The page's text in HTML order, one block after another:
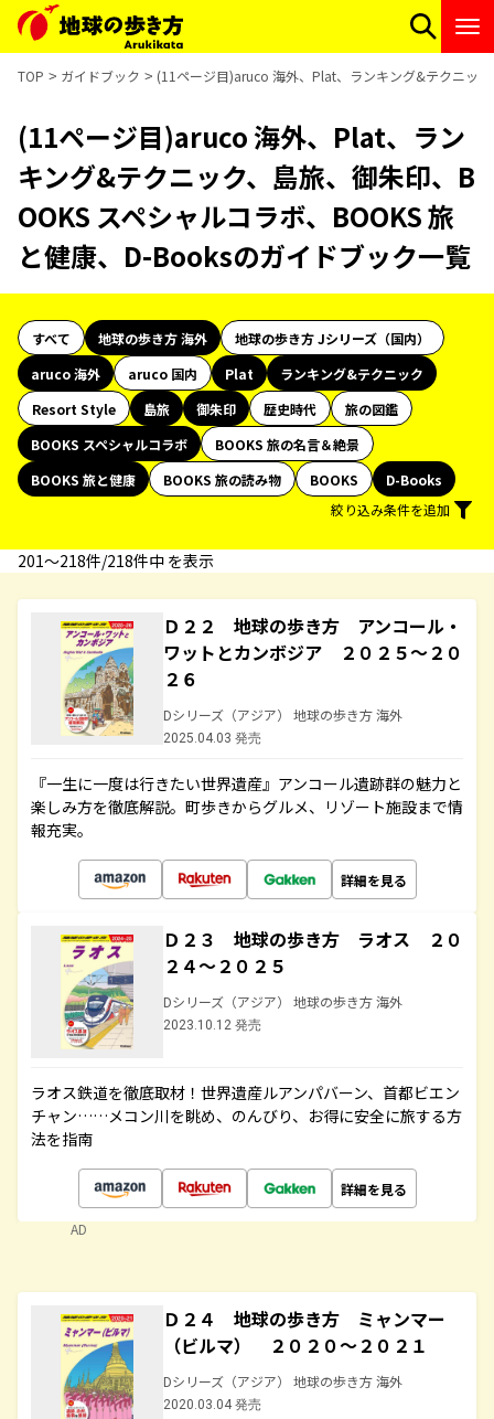
TOP ガイドブック (11ページ目)aruco 海外、Plat、ランキング&テクニッ
(11ページ目)aruco 海外、Plat、ラン
キング&テクニック、島旅、御朱印、B
OOKS スペシャルコラボ、BOOKS 旅
と健康、D-Booksのガイドブック一覧
すべて 地球の歩き方 海外
地球の歩き方 Jシリーズ（国内）
aruco 海外
aruco 国内 Plat
ランキング&テクニック
Resort Style
島旅 御朱印 歴史時代
旅の図鑑
BOOKS スペシャルコラボ
BOOKS 旅の名言＆絶景
BOOKS 旅と健康
BOOKS 旅の読み物 BOOKS
D-Books
絞り込み条件を追加
201〜218件/218件中 を表示
Ｄ２２ 地球の歩き方 アンコール・
ワットとカンボジア ２０２５～２０
２６
Dシリーズ（アジア） 地球の歩き方 海外
2025.04.03 発売
『一生に一度は行きたい世界遺産』アンコール遺跡群の魅力と
楽しみ方を徹底解説。町歩きからグルメ、リゾート施設まで情
報充実。
詳細を見る
Ｄ２３ 地球の歩き方 ラオス ２０
２４～２０２５
Dシリーズ（アジア） 地球の歩き方 海外
2023.10.12 発売
ラオス鉄道を徹底取材！世界遺産ルアンパバーン、首都ビエン
チャン……メコン川を眺め、のんびり、お得に安全に旅する方
法を指南
詳細を見る
AD
Ｄ２４ 地球の歩き方 ミャンマー
（ビルマ） ２０２０～２０２１
Dシリーズ（アジア） 地球の歩き方 海外
2020.03.04 発売